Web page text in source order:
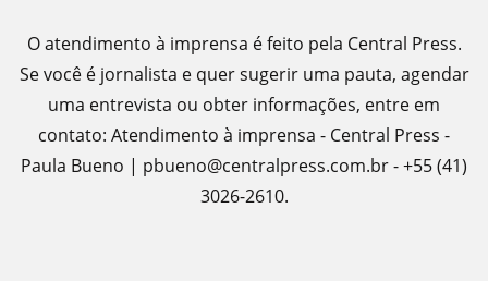
O atendimento à imprensa é feito pela Central Press.
Se você é jornalista e quer sugerir uma pauta, agendar
uma entrevista ou obter informações, entre em
contato: Atendimento à imprensa - Central Press -
Paula Bueno | pbueno@centralpress.com.br - +55 (41)
3026-2610.